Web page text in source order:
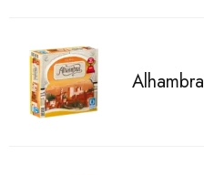
Alhambra